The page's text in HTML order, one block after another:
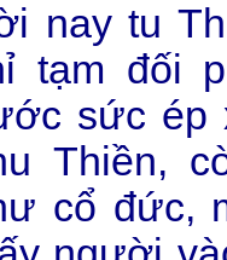
nay tu
tạm đối
sức ép
Thiền,
cổ đức,